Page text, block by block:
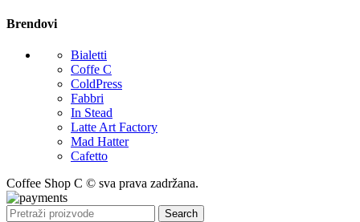
Brendovi
Bialetti
Coffe C
ColdPress
Fabbri
In Stead
Latte Art Factory
Mad Hatter
Cafetto
Coffee Shop C © sva prava zadržana.
Search